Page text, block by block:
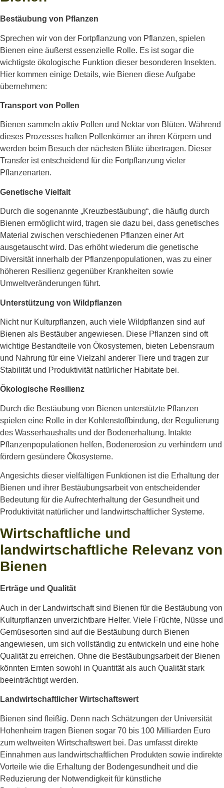
Bestäubung von Pflanzen
Sprechen wir von der Fortpflanzung von Pflanzen, spielen
Bienen eine äußerst essenzielle Rolle. Es ist sogar die
wichtigste ökologische Funktion dieser besonderen Insekten.
Hier kommen einige Details, wie Bienen diese Aufgabe
übernehmen:
Transport von Pollen
Bienen sammeln aktiv Pollen und Nektar von Blüten. Während
dieses Prozesses haften Pollenkörner an ihren Körpern und
werden beim Besuch der nächsten Blüte übertragen. Dieser
Transfer ist entscheidend für die Fortpflanzung vieler
Pflanzenarten.
Genetische Vielfalt
Durch die sogenannte „Kreuzbestäubung“, die häufig durch
Bienen ermöglicht wird, tragen sie dazu bei, dass genetisches
Material zwischen verschiedenen Pflanzen einer Art
ausgetauscht wird. Das erhöht wiederum die genetische
Diversität innerhalb der Pflanzenpopulationen, was zu einer
höheren Resilienz gegenüber Krankheiten sowie
Umweltveränderungen führt.
Unterstützung von Wildpflanzen
Nicht nur Kulturpflanzen, auch viele Wildpflanzen sind auf
Bienen als Bestäuber angewiesen. Diese Pflanzen sind oft
wichtige Bestandteile von Ökosystemen, bieten Lebensraum
und Nahrung für eine Vielzahl anderer Tiere und tragen zur
Stabilität und Produktivität natürlicher Habitate bei.
Ökologische Resilienz
Durch die Bestäubung von Bienen unterstützte Pflanzen
spielen eine Rolle in der Kohlenstoffbindung, der Regulierung
des Wasserhaushalts und der Bodenerhaltung. Intakte
Pflanzenpopulationen helfen, Bodenerosion zu verhindern und
fördern gesündere Ökosysteme.
Angesichts dieser vielfältigen Funktionen ist die Erhaltung der
Bienen und ihrer Bestäubungsarbeit von entscheidender
Bedeutung für die Aufrechterhaltung der Gesundheit und
Produktivität natürlicher und landwirtschaftlicher Systeme.
Wirtschaftliche und
landwirtschaftliche Relevanz von
Bienen
Erträge und Qualität
Auch in der Landwirtschaft sind Bienen für die Bestäubung von
Kulturpflanzen unverzichtbare Helfer. Viele Früchte, Nüsse und
Gemüsesorten sind auf die Bestäubung durch Bienen
angewiesen, um sich vollständig zu entwickeln und eine hohe
Qualität zu erreichen. Ohne die Bestäubungsarbeit der Bienen
könnten Ernten sowohl in Quantität als auch Qualität stark
beeinträchtigt werden.
Landwirtschaftlicher Wirtschaftswert
Bienen sind fleißig. Denn nach Schätzungen der Universität
Hohenheim tragen Bienen sogar 70 bis 100 Milliarden Euro
zum weltweiten Wirtschaftswert bei. Das umfasst direkte
Einnahmen aus landwirtschaftlichen Produkten sowie indirekte
Vorteile wie die Erhaltung der Bodengesundheit und die
Reduzierung der Notwendigkeit für künstliche